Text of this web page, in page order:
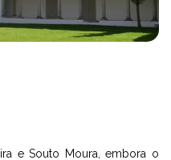
e Souto Moura, embora o